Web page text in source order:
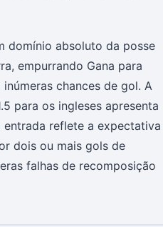
domínio absoluto da posse
empurrando Gana para
chances de gol. A
para os ingleses apresenta
reflete a expectativa
dois ou mais gols de
falhas de recomposição